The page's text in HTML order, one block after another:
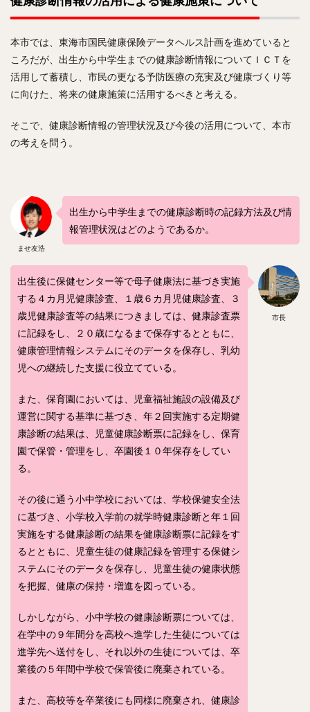
本市では、東海市国民健康保険データヘルス計画を進めていると
ころだが、出生から中学生までの健康診断情報についてＩＣＴを
活用して蓄積し、市民の更なる予防医療の充実及び健康づくり等
に向けた、将来の健康施策に活用するべきと考える。
そこで、健康診断情報の管理状況及び今後の活用について、本市
の考えを問う。
ませ友浩
出生から中学生までの健康診断時の記録方法及び情
報管理状況はどのようであるか。
市長
出生後に保健センター等で母子健康法に基づき実施
する４カ月児健康診査、１歳６カ月児健康診査、３
歳児健康診査等の結果につきましては、健康診査票
に記録をし、２０歳になるまで保存するとともに、
健康管理情報システムにそのデータを保存し、乳幼
児への継続した支援に役立てている。
また、保育園においては、児童福祉施設の設備及び
運営に関する基準に基づき、年２回実施する定期健
康診断の結果は、児童健康診断票に記録をし、保育
園で保管・管理をし、卒園後１０年保存をしてい
る。
その後に通う小中学校においては、学校保健安全法
に基づき、小学校入学前の就学時健康診断と年１回
実施をする健康診断の結果を健康診断票に記録をす
るとともに、児童生徒の健康記録を管理する保健シ
ステムにそのデータを保存し、児童生徒の健康状態
を把握、健康の保持・増進を図っている。
しかしながら、小中学校の健康診断票については、
在学中の９年間分を高校へ進学した生徒については
進学先へ送付をし、それ以外の生徒については、卒
業後の５年間中学校で保管後に廃棄されている。
また、高校等を卒業後にも同様に廃棄され、健康診